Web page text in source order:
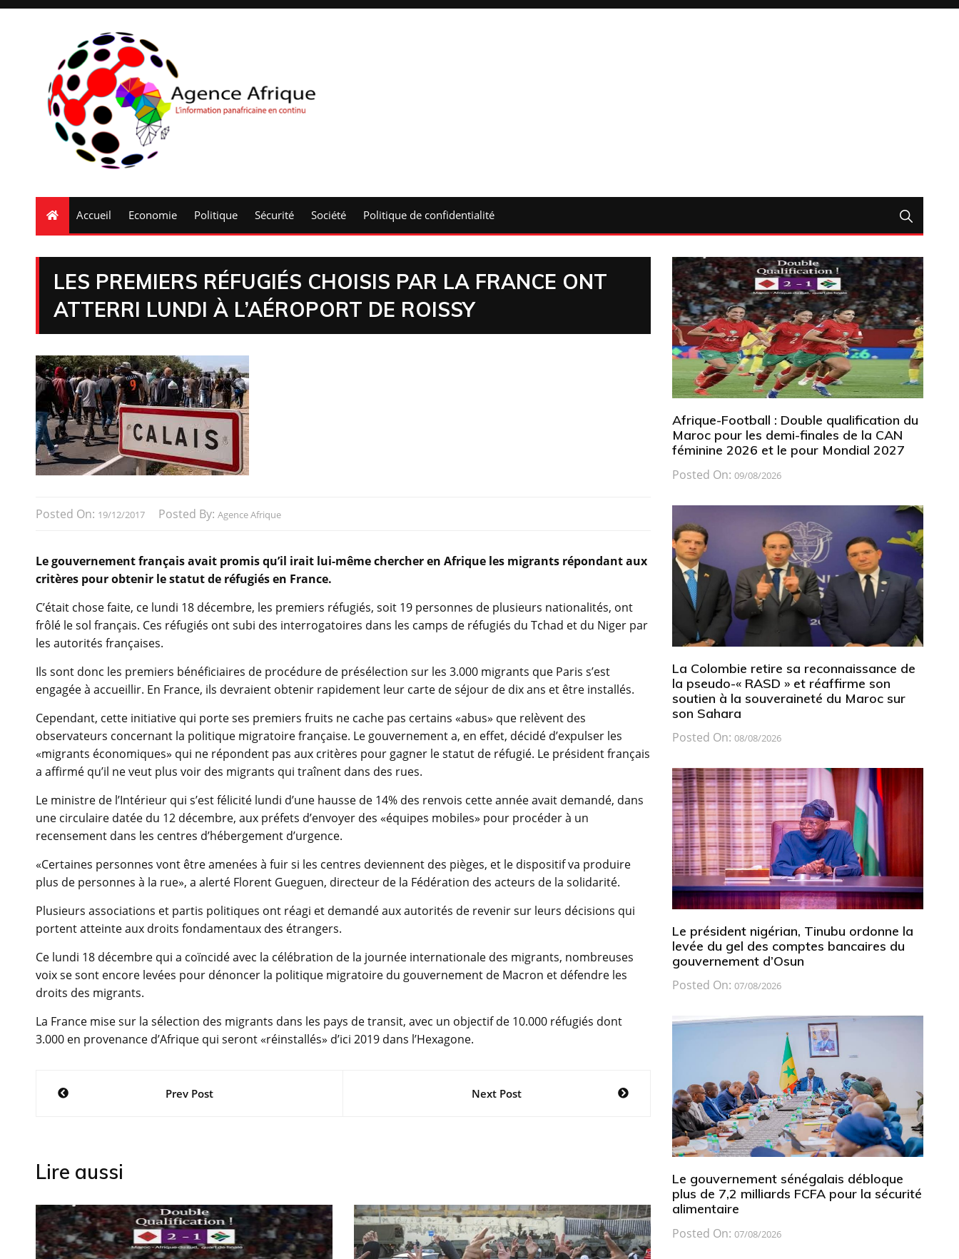
Accueil Economie Politique Sécurité Société Politique de confidentialité
LES PREMIERS RÉFUGIÉS CHOISIS PAR LA FRANCE ONT
ATTERRI LUNDI À L’AÉROPORT DE ROISSY
Posted On: 19/12/2017 Posted By: Agence Afrique
Le gouvernement français avait promis qu’il irait lui-même chercher en Afrique les migrants répondant aux
critères pour obtenir le statut de réfugiés en France.
C’était chose faite, ce lundi 18 décembre, les premiers réfugiés, soit 19 personnes de plusieurs nationalités, ont
frôlé le sol français. Ces réfugiés ont subi des interrogatoires dans les camps de réfugiés du Tchad et du Niger par
les autorités françaises.
Ils sont donc les premiers bénéficiaires de procédure de présélection sur les 3.000 migrants que Paris s’est
engagée à accueillir. En France, ils devraient obtenir rapidement leur carte de séjour de dix ans et être installés.
Cependant, cette initiative qui porte ses premiers fruits ne cache pas certains «abus» que relèvent des
observateurs concernant la politique migratoire française. Le gouvernement a, en effet, décidé d’expulser les
«migrants économiques» qui ne répondent pas aux critères pour gagner le statut de réfugié. Le président français
a affirmé qu’il ne veut plus voir des migrants qui traînent dans des rues.
Le ministre de l’Intérieur qui s’est félicité lundi d’une hausse de 14% des renvois cette année avait demandé, dans
une circulaire datée du 12 décembre, aux préfets d’envoyer des «équipes mobiles» pour procéder à un
recensement dans les centres d’hébergement d’urgence.
«Certaines personnes vont être amenées à fuir si les centres deviennent des pièges, et le dispositif va produire
plus de personnes à la rue», a alerté Florent Gueguen, directeur de la Fédération des acteurs de la solidarité.
Plusieurs associations et partis politiques ont réagi et demandé aux autorités de revenir sur leurs décisions qui
portent atteinte aux droits fondamentaux des étrangers.
Ce lundi 18 décembre qui a coïncidé avec la célébration de la journée internationale des migrants, nombreuses
voix se sont encore levées pour dénoncer la politique migratoire du gouvernement de Macron et défendre les
droits des migrants.
La France mise sur la sélection des migrants dans les pays de transit, avec un objectif de 10.000 réfugiés dont
3.000 en provenance d’Afrique qui seront «réinstallés» d’ici 2019 dans l’Hexagone.
NavigationPrev Post Next Post
Lire aussi
Afrique-Football : Double qualification du
Maroc pour les demi-finales de la CAN
féminine 2026 et le pour Mondial 2027
Posted On: 09/08/2026
La Colombie retire sa reconnaissance de
la pseudo-« RASD » et réaffirme son
soutien à la souveraineté du Maroc sur
son Sahara
Posted On: 08/08/2026
Le président nigérian, Tinubu ordonne la
levée du gel des comptes bancaires du
gouvernement d’Osun
Posted On: 07/08/2026
Le gouvernement sénégalais débloque
plus de 7,2 milliards FCFA pour la sécurité
alimentaire
Posted On: 07/08/2026